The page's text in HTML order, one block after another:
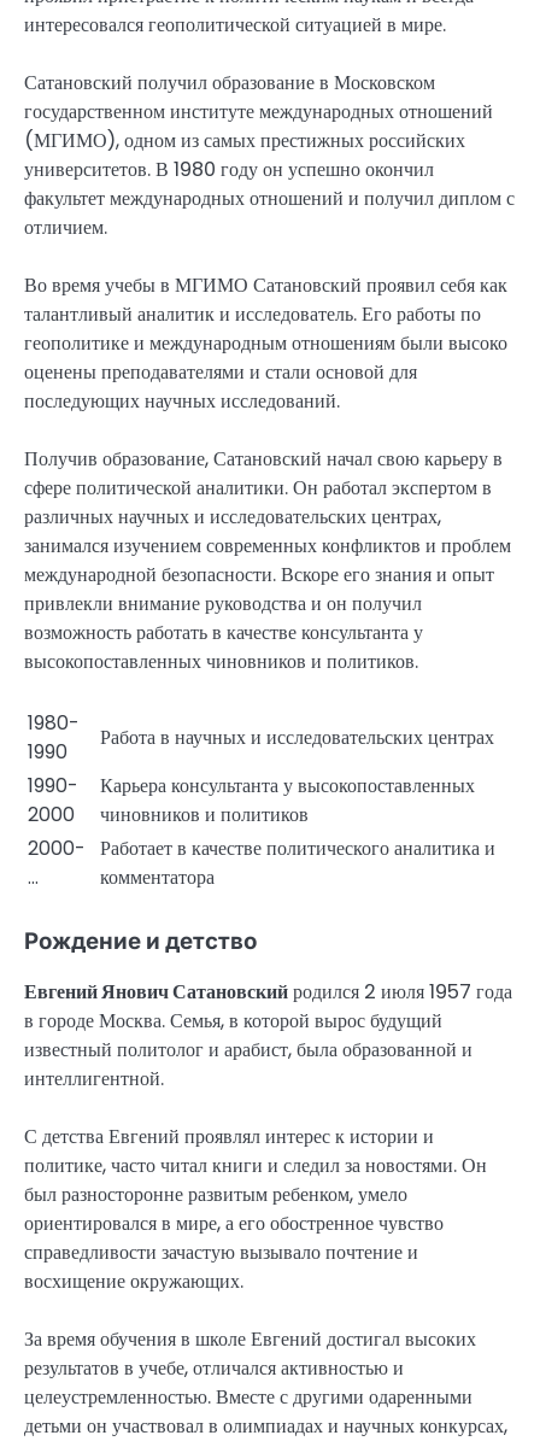
интересовался геополитической ситуацией в мире.
Сатановский получил образование в Московском
государственном институте международных отношений
(МГИМО), одном из самых престижных российских
университетов. В 1980 году он успешно окончил
факультет международных отношений и получил диплом с
отличием.
Во время учебы в МГИМО Сатановский проявил себя как
талантливый аналитик и исследователь. Его работы по
геополитике и международным отношениям были высоко
оценены преподавателями и стали основой для
последующих научных исследований.
Получив образование, Сатановский начал свою карьеру в
сфере политической аналитики. Он работал экспертом в
различных научных и исследовательских центрах,
занимался изучением современных конфликтов и проблем
международной безопасности. Вскоре его знания и опыт
привлекли внимание руководства и он получил
возможность работать в качестве консультанта у
высокопоставленных чиновников и политиков.
1980-
1990
Работа в научных и исследовательских центрах
1990-
2000
Карьера консультанта у высокопоставленных
чиновников и политиков
2000-
…
Работает в качестве политического аналитика и
комментатора
Рождение и детство
Евгений Янович Сатановскийродился 2 июля 1957 года
в городе Москва. Семья, в которой вырос будущий
известный политолог и арабист, была образованной и
интеллигентной.
С детства Евгений проявлял интерес к истории и
политике, часто читал книги и следил за новостями. Он
был разносторонне развитым ребенком, умело
ориентировался в мире, а его обостренное чувство
справедливости зачастую вызывало почтение и
восхищение окружающих.
За время обучения в школе Евгений достигал высоких
результатов в учебе, отличался активностью и
целеустремленностью. Вместе с другими одаренными
детьми он участвовал в олимпиадах и научных конкурсах,